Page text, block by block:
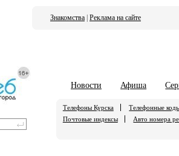
Знакомства Реклама на сайте
Новости Афиша
Телефоны Курска
Телефонные
Почтовые индексы
Авто номера